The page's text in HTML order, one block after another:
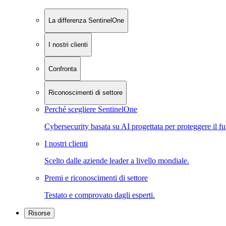
La differenza SentinelOne
I nostri clienti
Confronta
Riconoscimenti di settore
Perché scegliere SentinelOne
Cybersecurity basata su AI progettata per proteggere il
I nostri clienti
Scelto dalle aziende leader a livello mondiale.
Premi e riconoscimenti di settore
Testato e comprovato dagli esperti.
Risorse